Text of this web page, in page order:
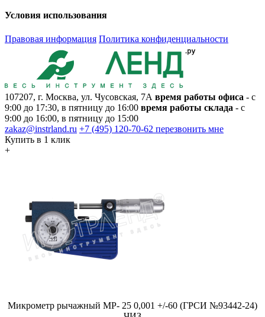
Условия использования
Правовая информация Политика конфиденциальности
107207, г. Москва, ул. Чусовская, 7А время работы офиса - с
9:00 до 17:30, в пятницу до 16:00 время работы склада - с
9:00 до 16:00, в пятницу до 15:00
zakaz@instrland.ru +7 (495) 120-70-62 перезвонить мне
Купить в 1 клик
+
Микрометр рычажный МР- 25 0,001 +/-60 (ГРСИ №93442-24)